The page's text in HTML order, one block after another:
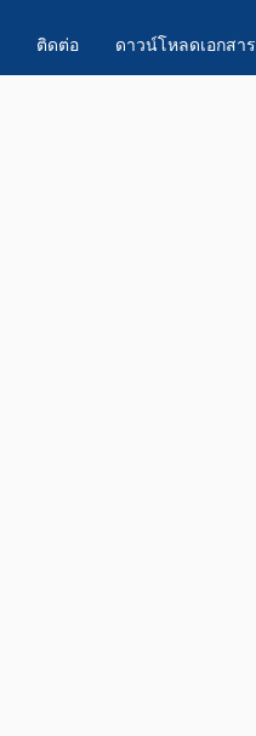
ติดต่อ ดาวน์โหลดเอกสาร